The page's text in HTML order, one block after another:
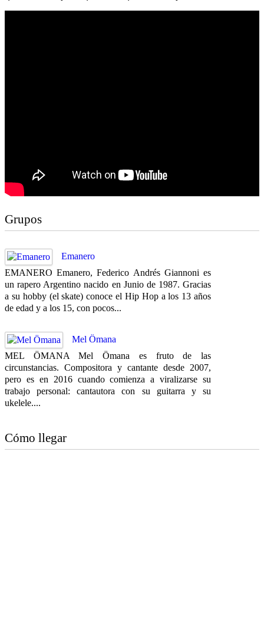
Grupos
Emanero
EMANERO Emanero, Federico Andrés Giannoni es
un rapero Argentino nacido en Junio de 1987. Gracias
a su hobby (el skate) conoce el Hip Hop a los 13 años
de edad y a los 15, con pocos...
Mel Ömana
MEL ÖMANA Mel Ömana es fruto de las
circunstancias. Compositora y cantante desde 2007,
pero es en 2016 cuando comienza a viralizarse su
trabajo personal: cantautora con su guitarra y su
ukelele....
Cómo llegar